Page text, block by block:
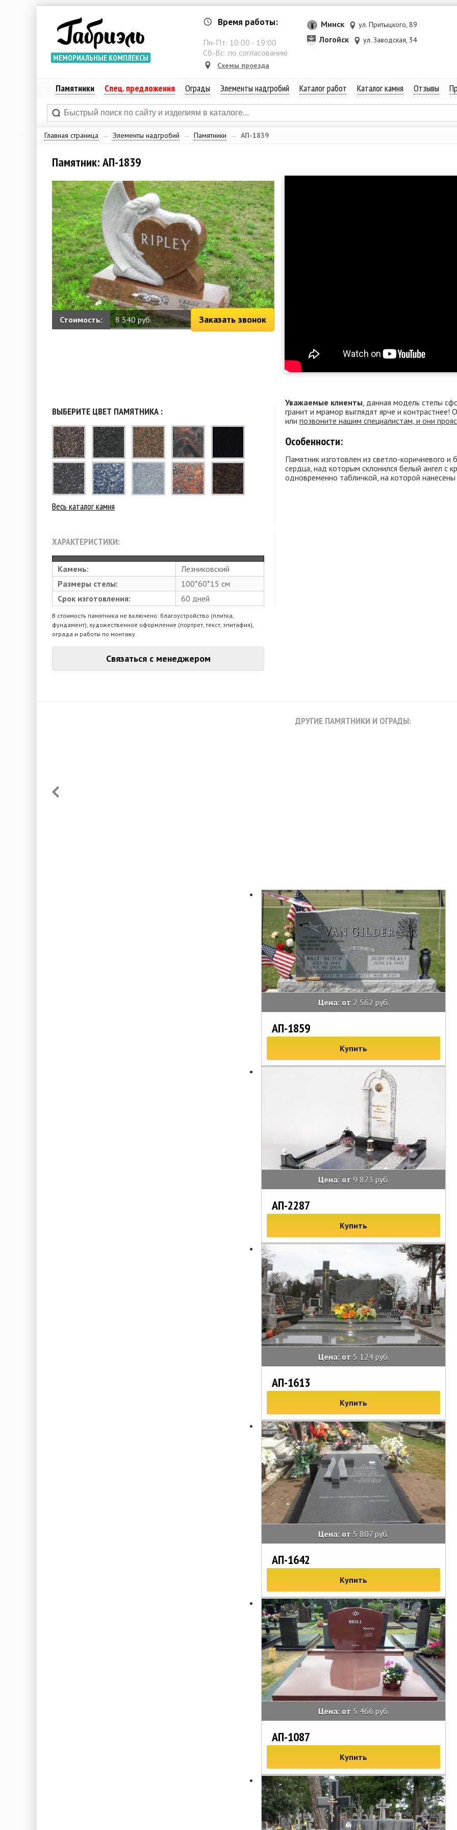
МЕМОРИАЛЬНЫЕ КОМПЛЕКСЫ
Время работы:
Пн-Пт: 10:00 - 19:00
Сб-Вс: по согласованию
Схемы проезда
Минск ул. Притыцкого, 89
Логойск ул. Заводская, 34
Памятники Спец. предложения Ограды Элементы надгробий Каталог работ Каталог камня Отзывы
Главная страница → Элементы надгробий → Памятники → АП-1839
Памятник: АП-1839
Стоимость: 8 540 руб. Заказать звонок
ВЫБЕРИТЕ ЦВЕТ ПАМЯТНИКА :
Весь каталог камня
ХАРАКТЕРИСТИКИ:
Камень:
Лезниковский
Размеры стелы:
100*60*15 см
Срок изготовления:
60 дней
В стоимость памятника не включено: благоустройство (плитка,
фундамент), художественное оформление (портрет, текст, эпитафия),
ограда и работы по монтажу.
Связаться с менеджером
Уважаемые клиенты , данная модель стелы
гранит и мрамор выглядят ярче и контрастнее!
или позвоните нашим специалистам, и они
Особенности:
Памятник изготовлен из светло-коричневого и
сердца, над которым склонился белый ангел с
одновременно табличкой, на которой
ДРУГИЕ ПАМЯТНИКИ И ОГРАДЫ:
Цена: от 2 562 руб.
АП-1859
Купить
Цена: от 9 873 руб.
АП-2287
Купить
Цена: от 5 124 руб.
АП-1613
Купить
Цена: от 5 807 руб.
АП-1642
Купить
Цена: от 5 466 руб.
АП-1087
Купить